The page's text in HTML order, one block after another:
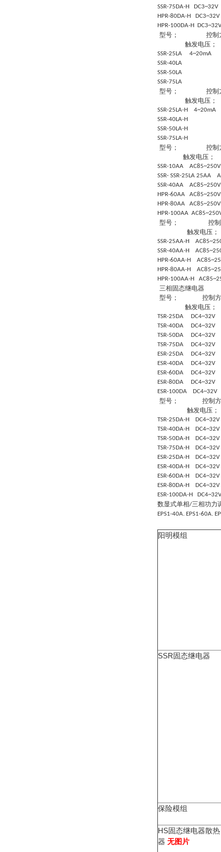
SSR-75DA-H
HPR-80DA-H
HPR-100DA-H
型号；
控制
触发电压；
SSR-25LA 4~20mA
SSR-40LA
SSR-50LA
SSR-75LA
型号；
控制
触发电压；
SSR-25LA-H
SSR-40LA-H
SSR-50LA-H
SSR-75LA-H
型号；
控制
触发电压；
SSR-10AA
SSR- SSR-25LA
SSR-40AA
HPR-60AA
HPR-80AA
HPR-100AA
型号；
控
触发电压；
SSR-25AA-H
SSR-40AA-H
HPR-60AA-H
HPR-80AA-H
HPR-100AA-H
三相固态继电器
型号；
控制
触发电压；
TSR-25DA
TSR-40DA DC4~32V
TSR-50DA DC4~32V
TSR-75DA DC4~32V
ESR-25DA DC4~32V
ESR-40DA DC4~32V
ESR-60DA DC4~32V
ESR-80DA DC4~32V
ESR-100DA
型号；
控制
触发电压；
TSR-25DA-H
TSR-40DA-H
TSR-50DA-H
TSR-75DA-H
ESR-25DA-H
ESR-40DA-H
ESR-60DA-H
ESR-80DA-H
ESR-100DA-H
数显式单相/三相功力
EPS1-40A. EPS1-60A.
阳明模组
SSR 固态继电器
保险模组
HS固态继电器散热
器 无图片